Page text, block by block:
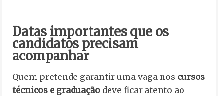
Datas importantes que os
candidatos precisam
acompanhar
Quem pretende garantir uma vaga nos cursos
técnicos e graduação deve ficar atento ao